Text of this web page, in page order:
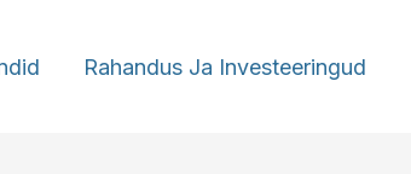
Rahandus Ja Investeeringud